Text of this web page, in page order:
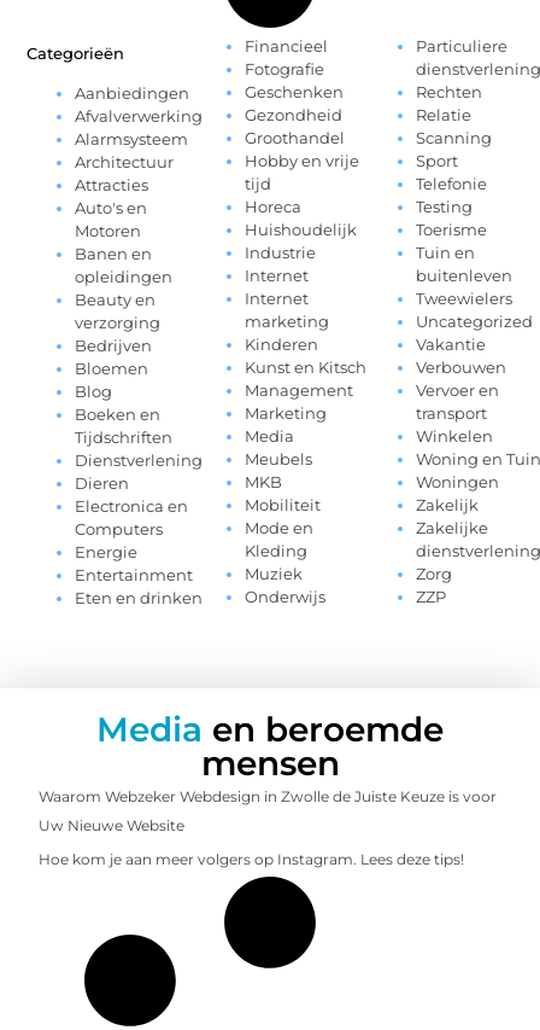
Categorieën
Aanbiedingen
Afvalverwerking
Alarmsysteem
Architectuur
Attracties
Auto's en
Motoren
Banen en
opleidingen
Beauty en
verzorging
Bedrijven
Bloemen
Blog
Boeken en
Tijdschriften
Dienstverlening
Dieren
Electronica en
Computers
Energie
Entertainment
Eten en drinken
Financieel
Fotografie
Geschenken
Gezondheid
Groothandel
Hobby en vrije
tijd
Horeca
Huishoudelijk
Industrie
Internet
Internet
marketing
Kinderen
Kunst en Kitsch
Management
Marketing
Media
Meubels
MKB
Mobiliteit
Mode en
Kleding
Muziek
Onderwijs
Particuliere
dienstverlening
Rechten
Relatie
Scanning
Sport
Telefonie
Testing
Toerisme
Tuin en
buitenleven
Tweewielers
Uncategorized
Vakantie
Verbouwen
Vervoer en
transport
Winkelen
Woning en Tuin
Woningen
Zakelijk
Zakelijke
dienstverlening
Zorg
ZZP
Media en beroemde
mensen
Waarom Webzeker Webdesign in Zwolle de Juiste Keuze is voor
Uw Nieuwe Website
Hoe kom je aan meer volgers op Instagram. Lees deze tips!